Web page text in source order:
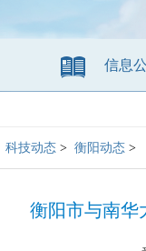
信息
科技动态 > 衡阳动态 >
衡阳市与南华